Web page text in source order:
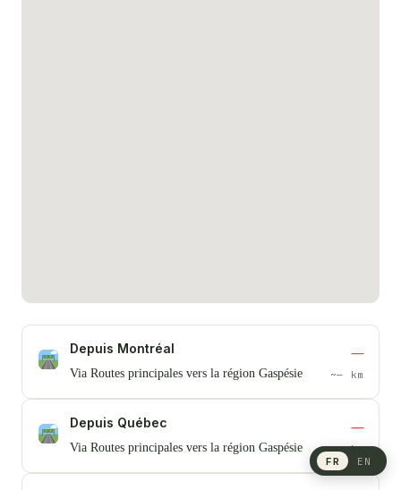
Depuis Montréal
Via Routes principales vers la région Gaspésie
—
~— km
Depuis Québec
Via Routes principales vers la région Gaspésie
—
~— km
FR EN